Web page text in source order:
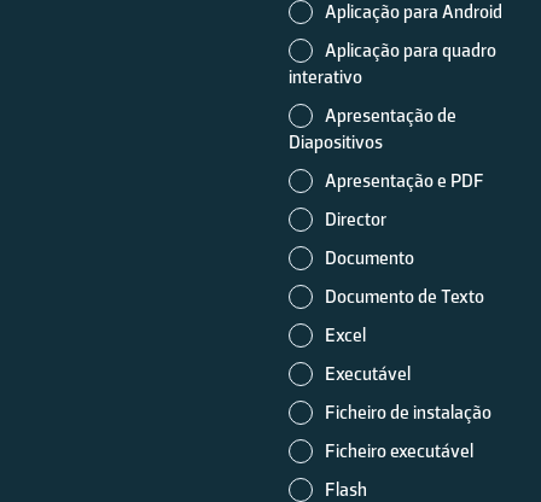
Aplicação para Android
Aplicação para quadro
interativo
Apresentação de
Diapositivos
Apresentação e PDF
Director
Documento
Documento de Texto
Excel
Executável
Ficheiro de instalação
Ficheiro executável
Flash